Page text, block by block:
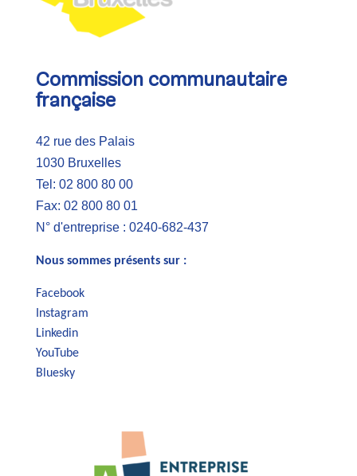
Commission communautaire
française
42 rue des Palais
1030 Bruxelles
Tel: 02 800 80 00
Fax: 02 800 80 01
N° d'entreprise : 0240-682-437
Nous sommes présents sur :
Facebook
Instagram
Linkedin
YouTube
Bluesky